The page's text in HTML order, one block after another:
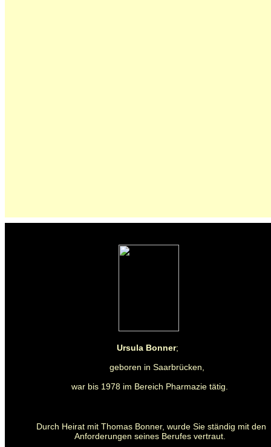
Ursula Bonner;
geboren in Saarbrücken,
war bis 1978 im Bereich Pharmazie tätig.
Durch Heirat mit Thomas Bonner, wurde Sie ständig mit den
Anforderungen seines Berufes vertraut.